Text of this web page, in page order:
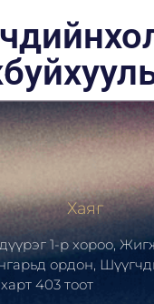
Хаяг
1-р хороо,
ордон,
403 тоот